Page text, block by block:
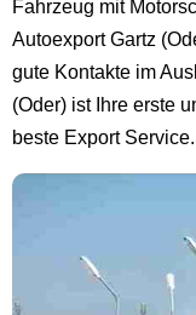
Fahrzeug mit
Autoexport Gartz
gute Kontakte im
(Oder) ist Ihre erste
beste Export Service.